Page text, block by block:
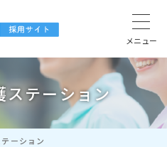
ステーション
ーション